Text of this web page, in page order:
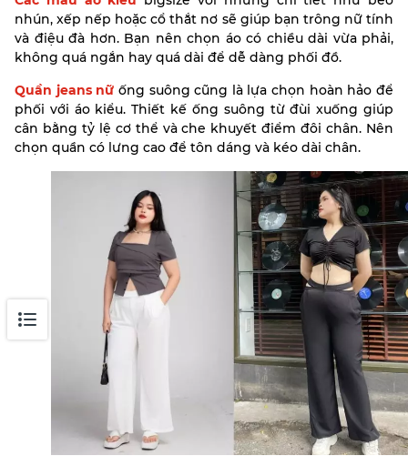
nhún, xếp nếp hoặc cổ thắt nơ sẽ giúp bạn trông nữ tính
và điệu đà hơn. Bạn nên chọn áo có chiều dài vừa phải,
không quá ngắn hay quá dài để dễ dàng phối đồ.
Quần jeans nữ ống suông cũng là lựa chọn hoàn hảo để
phối với áo kiểu. Thiết kế ống suông từ đùi xuống giúp
cân bằng tỷ lệ cơ thể và che khuyết điểm đôi chân. Nên
chọn quần có lưng cao để tôn dáng và kéo dài chân.